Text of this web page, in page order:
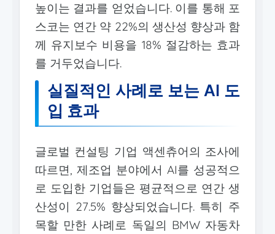
높이는 결과를 얻었습니다. 이를 통해 포
스코는 연간 약 22%의 생산성 향상과 함
께 유지보수 비용을 18% 절감하는 효과
를 거두었습니다.
실질적인 사례로 보는 AI 도
입 효과
글로벌 컨설팅 기업 액센츄어의 조사에
따르면, 제조업 분야에서 AI를 성공적으
로 도입한 기업들은 평균적으로 연간 생
산성이 27.5% 향상되었습니다. 특히 주
목할 만한 사례로 독일의 BMW 자동차